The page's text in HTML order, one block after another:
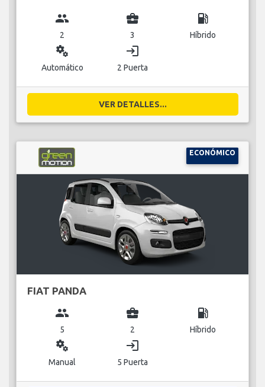
group
2
business_center
3
local_gas_station
Híbrido
miscellaneous_services
Automático
login
2 Puerta
VER DETALLES...
ECONÓMICO
FIAT PANDA
group
5
business_center
2
local_gas_station
Híbrido
miscellaneous_services
Manual
login
5 Puerta